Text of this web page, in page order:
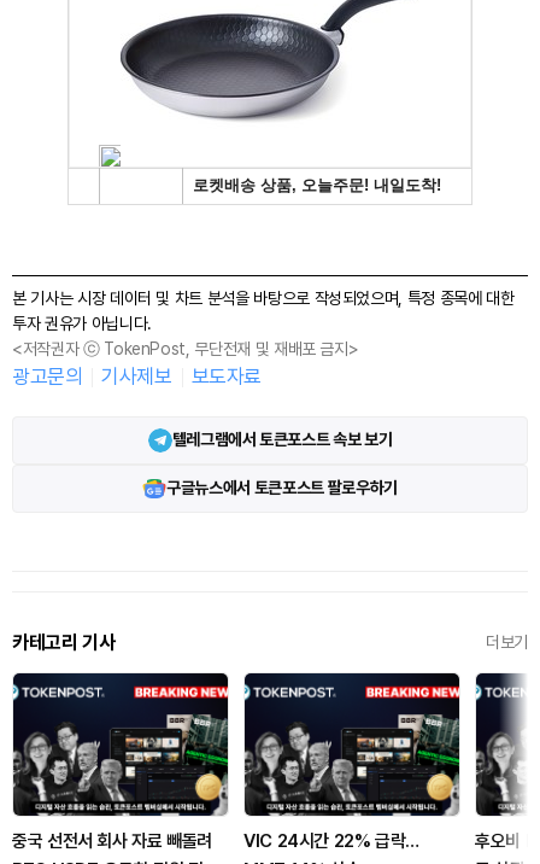
본 기사는 시장 데이터 및 차트 분석을 바탕으로 작성되었으며, 특정 종목에 대한
투자 권유가 아닙니다.
<저작권자 ⓒ TokenPost, 무단전재 및 재배포 금지>
광고문의 기사제보 보도자료
텔레그램에서 토큰포스트 속보 보기
구글뉴스에서 토큰포스트 팔로우하기
카테고리 기사 더보기
중국 선전서 회사 자료 빼돌려
VIC 24시간 22% 급락…
후오비